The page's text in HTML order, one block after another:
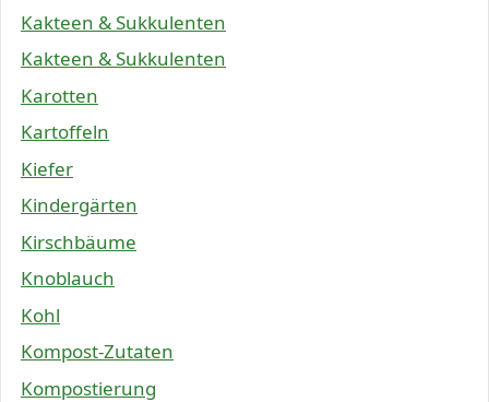
Kakteen & Sukkulenten
Kakteen & Sukkulenten
Karotten
Kartoffeln
Kiefer
Kindergärten
Kirschbäume
Knoblauch
Kohl
Kompost-Zutaten
Kompostierung